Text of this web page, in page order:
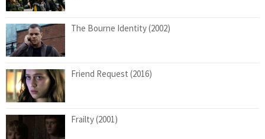
The Bourne Identity (2002)
Friend Request (2016)
Frailty (2001)